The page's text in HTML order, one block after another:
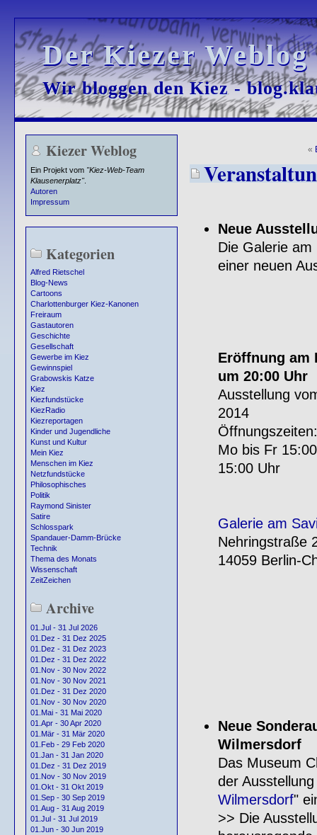
Der Kiezer
Der Kiezer
Wir bloggen den Kiez -
Wir bloggen den Kiez -
Kiezer Weblog
Ein Projekt vom "Kiez-Web-Team
Klausenerplatz".
Autoren
Impressum
Kategorien
Alfred Rietschel
Blog-News
Cartoons
Charlottenburger Kiez-Kanonen
Freiraum
Gastautoren
Geschichte
Gesellschaft
Gewerbe im Kiez
Gewinnspiel
Grabowskis Katze
Kiez
Kiezfundstücke
KiezRadio
Kiezreportagen
Kinder und Jugendliche
Kunst und Kultur
Mein Kiez
Menschen im Kiez
Netzfundstücke
Philosophisches
Politik
Raymond Sinister
Satire
Schlosspark
Spandauer-Damm-Brücke
Technik
Thema des Monats
Wissenschaft
ZeitZeichen
Archive
01.Jul - 31 Jul 2026
01.Dez - 31 Dez 2025
01.Dez - 31 Dez 2023
01.Dez - 31 Dez 2022
01.Nov - 30 Nov 2022
01.Nov - 30 Nov 2021
01.Dez - 31 Dez 2020
01.Nov - 30 Nov 2020
01.Mai - 31 Mai 2020
01.Apr - 30 Apr 2020
01.Mär - 31 Mär 2020
01.Feb - 29 Feb 2020
01.Jan - 31 Jan 2020
01.Dez - 31 Dez 2019
01.Nov - 30 Nov 2019
01.Okt - 31 Okt 2019
01.Sep - 30 Sep 2019
01.Aug - 31 Aug 2019
01.Jul - 31 Jul 2019
01.Jun - 30 Jun 2019
«
Neue
Die Galerie
einer neuen
Eröffnung am
um 20:00 Uhr
Ausstellung
2014
Öffnungszeiten:
Mo bis Fr
15:00 Uhr
Galerie am
Nehringstraße
14059 Berlin-
Neue
Wilmersdorf
Das Museum
der Ausstellung
Wilmersdorf"
>> Die